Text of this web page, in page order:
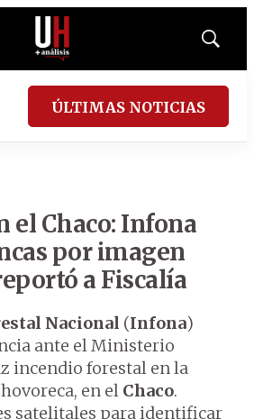
Mostrar
ÚLTIMAS NOTICIAS
el Chaco: Infona
por imagen
a Fiscalía
Nacional (Infona)
ante el Ministerio
incendio forestal en la
en el Chaco.
satelitales para identificar